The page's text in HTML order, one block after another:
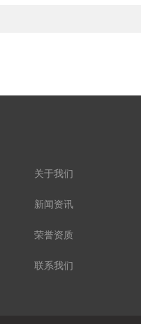
关于我们
新闻资讯
荣誉资质
联系我们